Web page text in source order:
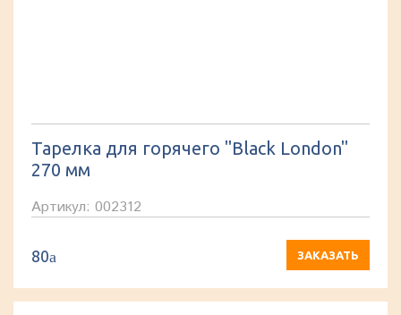
Тарелка для горячего "Black London"
270 мм
Артикул: 002312
80a ЗАКАЗАТЬ